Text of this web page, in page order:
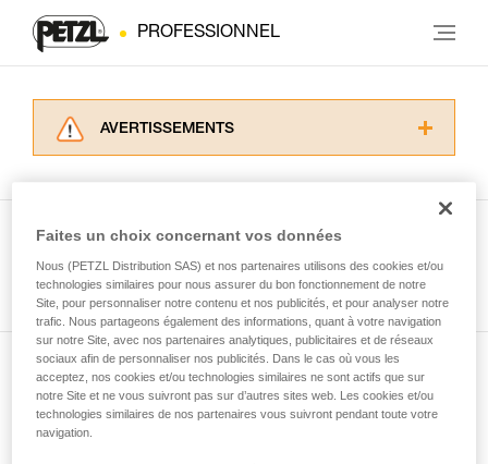
PROFESSIONNEL
AVERTISSEMENTS
informations de la notice technique pour
d’informations.
Maîtriser ces techniques nécessite une
formation et un entraînement spécifique. Validez
avec un professionnel votre capacité à refaire
la manipulation, seul, en toute sécurité, avant
de la reproduire en autonomie.
Nous donnons des exemples de techniques
Voir tous les conseils
Abonnez-vous à la newsletter
et restez connecté à notre actualité
Faites un choix concernant vos données
Nous (PETZL Distribution SAS) et nos partenaires utilisons des cookies et/ou
technologies similaires pour nous assurer du bon fonctionnement de notre
Site, pour personnaliser notre contenu et nos publicités, et pour analyser notre
trafic. Nous partageons également des informations, quant à votre navigation
sur notre Site, avec nos partenaires analytiques, publicitaires et de réseaux
sociaux afin de personnaliser nos publicités. Dans le cas où vous les
acceptez, nos cookies et/ou technologies similaires ne sont actifs que sur
notre Site et ne vous suivront pas sur d’autres sites web. Les cookies et/ou
technologies similaires de nos partenaires vous suivront pendant toute votre
navigation.